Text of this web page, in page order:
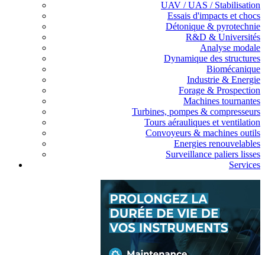
UAV / UAS / Stabilisation
Essais d'impacts et chocs
Détonique & pyrotechnie
R&D & Universités
Analyse modale
Dynamique des structures
Biomécanique
Industrie & Energie
Forage & Prospection
Machines tournantes
Turbines, pompes & compresseurs
Tours aérauliques et ventilation
Convoyeurs & machines outils
Energies renouvelables
Surveillance paliers lisses
Services